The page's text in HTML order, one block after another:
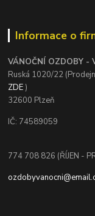
Informace o
VÁNOČNÍ OZDOBY -
Ruská 1020/22
ZDE)
32600 Plzeň
IČ: 74589059
774 708 826 (ŘÍJEN -